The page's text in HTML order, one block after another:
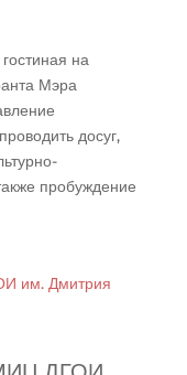
на
Мэра
досуг,
пробуждение